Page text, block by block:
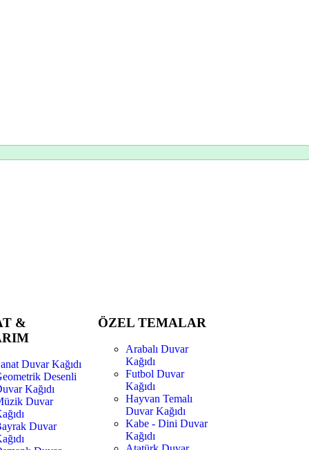
&
Duvar Kağıdı
Desenli
Kağıdı
Duvar
Duvar
ÖZEL TEMALAR
Arabalı Duvar
Kağıdı
Futbol Duvar
Kağıdı
Hayvan Temalı
Duvar Kağıdı
Kabe - Dini Duvar
Kağıdı